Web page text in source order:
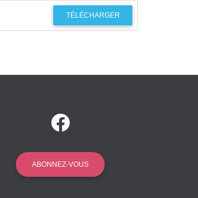
TÉLÉCHARGER
ABONNEZ-VOUS